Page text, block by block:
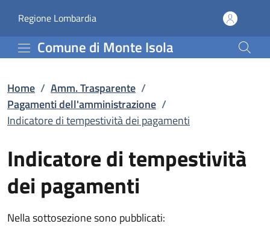
Indicatore di
Regione Lombardia(apre in un'altra scheda).
Comune di Monte Isola
Home / Amm. Trasparente /
Pagamenti dell'amministrazione /
Indicatore di tempestività dei pagamenti
Indicatore di tempestività
dei pagamenti
Nella sottosezione sono pubblicati: